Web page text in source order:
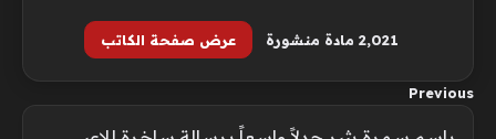
2٬021 مادة منشورة عرض صفحة الكاتب
Previous